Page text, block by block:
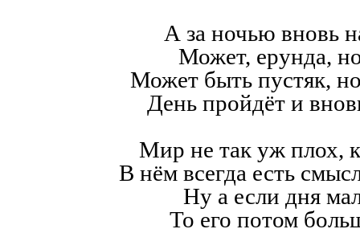
А за ночью вновь
Может, ерунда,
Может быть пустяк,
День пройдёт и
Мир не так уж плох,
В нём всегда есть
Ну а если дня
То его потом